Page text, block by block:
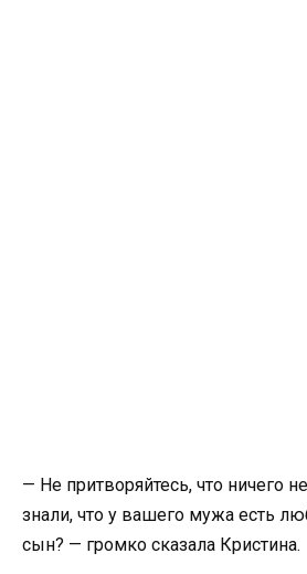
— Не притворяйтесь, что ничего
знали, что у вашего мужа есть
сын? — громко сказала Кристина.